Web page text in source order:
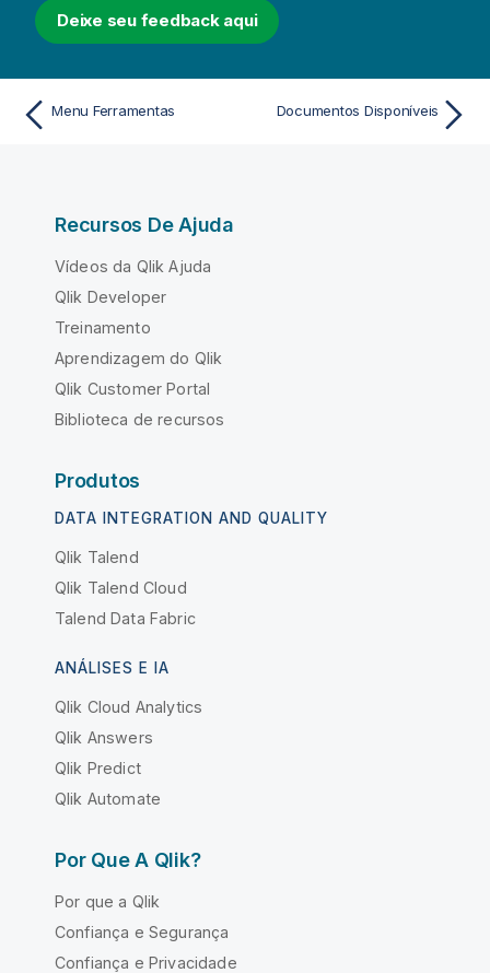
Deixe seu feedback aqui
Menu Ferramentas Documentos Disponíveis
Recursos De Ajuda
Vídeos da Qlik Ajuda
Qlik Developer
Treinamento
Aprendizagem do Qlik
Qlik Customer Portal
Biblioteca de recursos
Produtos
DATA INTEGRATION AND QUALITY
Qlik Talend
Qlik Talend Cloud
Talend Data Fabric
ANÁLISES E IA
Qlik Cloud Analytics
Qlik Answers
Qlik Predict
Qlik Automate
Por Que A Qlik?
Por que a Qlik
Confiança e Segurança
Confiança e Privacidade